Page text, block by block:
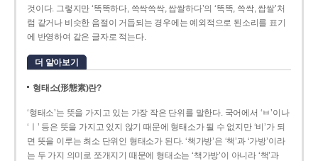
것이다. 그렇지만 ‘똑똑하다, 쓱싹쓱싹, 쌉쌀하다’의 ‘똑똑, 쓱싹, 쌉쌀’처
럼 같거나 비슷한 음절이 거듭되는 경우에는 예외적으로 된소리를 표기
에 반영하여 같은 글자로 적는다.
더 알아보기
형태소(形態素)란?
‘형태소’는 뜻을 가지고 있는 가장 작은 단위를 말한다. 국어에서 ‘ㅂ’이나
‘ㅣ’ 등은 뜻을 가지고 있지 않기 때문에 형태소가 될 수 없지만 ‘비’가 되
면 뜻을 이루는 최소 단위인 형태소가 된다. ‘책가방’은 ‘책’과 ‘가방’이라
는 두 가지 의미로 쪼개지기 때문에 형태소는 ‘책가방’이 아니라 ‘책’과